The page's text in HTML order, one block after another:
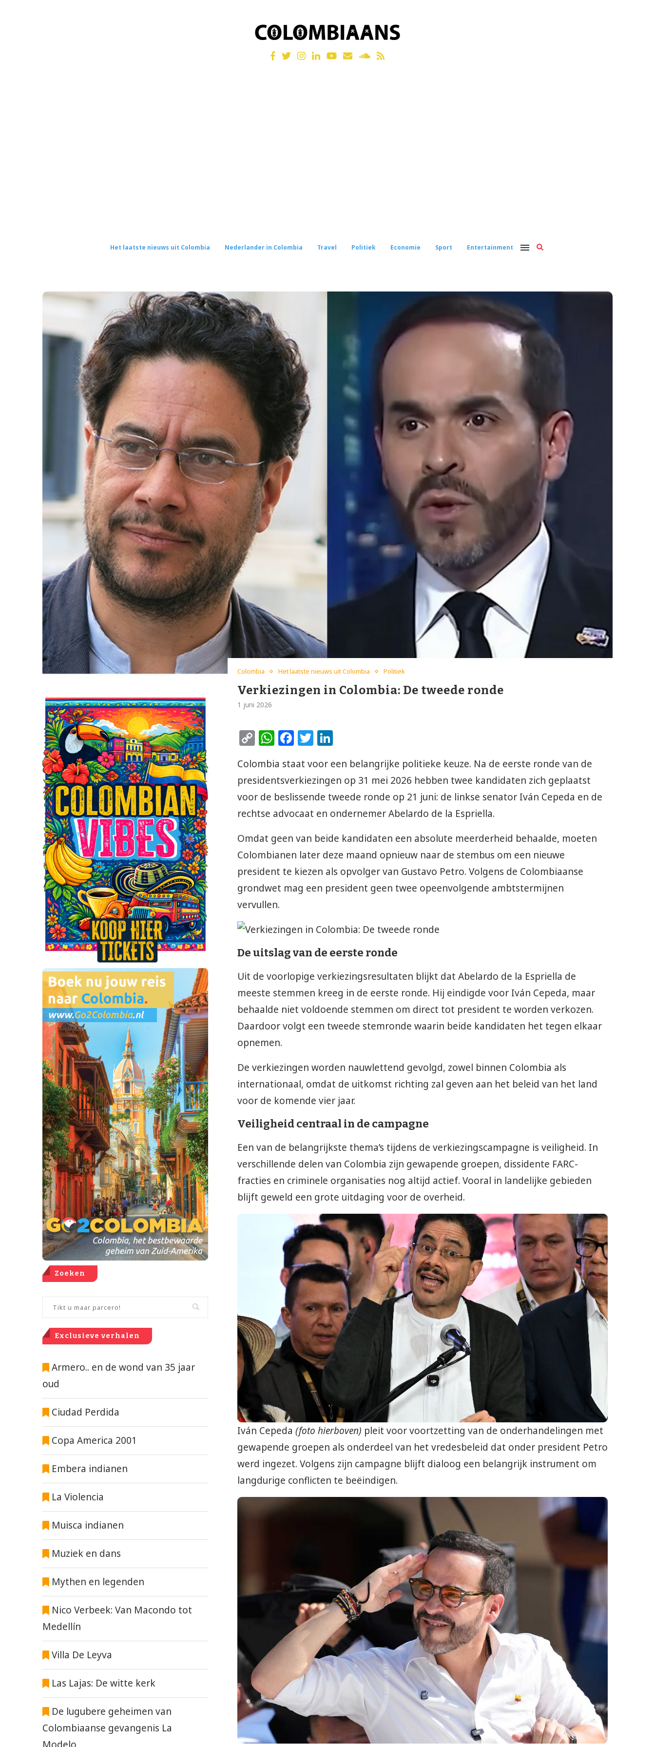
Het laatste nieuws uit Colombia Nederlander in Colombia Travel Politiek Economie Sport Entertainment
Colombia Het laatste nieuws uit Colombia Politiek
Verkiezingen in Colombia: De tweede ronde
1 juni 2026
CopyWhatsApp
Facebook
Twitter
Colombia staat voor een belangrijke politieke keuze. Na de eerste ronde van de
presidentsverkiezingen op 31 mei 2026 hebben twee kandidaten zich geplaatst
voor de beslissende tweede ronde op 21 juni: de linkse senator Iván Cepeda en de
rechtse advocaat en ondernemer Abelardo de la Espriella.
Omdat geen van beide kandidaten een absolute meerderheid behaalde, moeten
Colombianen later deze maand opnieuw naar de stembus om een nieuwe
president te kiezen als opvolger van Gustavo Petro. Volgens de Colombiaanse
grondwet mag een president geen twee opeenvolgende ambtstermijnen
vervullen.
De uitslag van de eerste ronde
Uit de voorlopige verkiezingsresultaten blijkt dat Abelardo de la Espriella de
meeste stemmen kreeg in de eerste ronde. Hij eindigde voor Iván Cepeda, maar
behaalde niet voldoende stemmen om direct tot president te worden verkozen.
Daardoor volgt een tweede stemronde waarin beide kandidaten het tegen elkaar
opnemen.
De verkiezingen worden nauwlettend gevolgd, zowel binnen Colombia als
internationaal, omdat de uitkomst richting zal geven aan het beleid van het land
voor de komende vier jaar.
Veiligheid centraal in de campagne
Een van de belangrijkste thema’s tijdens de verkiezingscampagne is veiligheid. In
verschillende delen van Colombia zijn gewapende groepen, dissidente FARC-
fracties en criminele organisaties nog altijd actief. Vooral in landelijke gebieden
blijft geweld een grote uitdaging voor de overheid.
Iván Cepeda(foto hierboven) pleit voor voortzetting van de onderhandelingen met
gewapende groepen als onderdeel van het vredesbeleid dat onder president Petro
werd ingezet. Volgens zijn campagne blijft dialoog een belangrijk instrument om
langdurige conflicten te beëindigen.
Zoeken
Exclusieve verhalen
Armero.. en de wond van 35 jaar
oud
Ciudad Perdida
Copa America 2001
Embera indianen
La Violencia
Muisca indianen
Muziek en dans
Mythen en legenden
Nico Verbeek: Van Macondo tot
Medellín
Villa De Leyva
Las Lajas: De witte kerk
De lugubere geheimen van
Colombiaanse gevangenis La